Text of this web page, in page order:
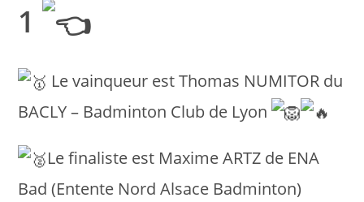
1
Le vainqueur est Thomas NUMITOR du
BACLY – Badminton Club de Lyon
Le finaliste est Maxime ARTZ de ENA
Bad (Entente Nord Alsace Badminton)